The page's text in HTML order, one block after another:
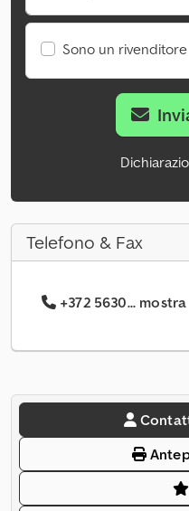
Sono un rivenditore
Telefono & Fax
+372 5630... mostra